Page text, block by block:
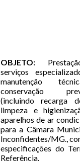
OBJETO:
serviços
manutenção
conservação
(incluindo recarga
limpeza e
aparelhos de ar
para a Câmara
Inconfidentes/MG.,
especificações do
Referência.